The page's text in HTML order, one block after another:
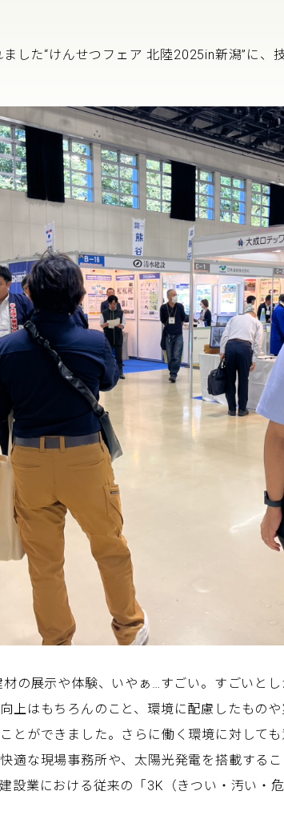
した“けんせつフェア 北陸2025in新潟”に、
の展示や体験、いやぁ…すごい。すごいと
上はもちろんのこと、環境に配慮したもの
とができました。さらに働く環境に対して
適な現場事務所や、太陽光発電を搭載する
設業における従来の「3K（きつい・汚い・